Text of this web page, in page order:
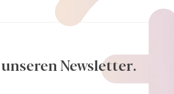
Newsletter.